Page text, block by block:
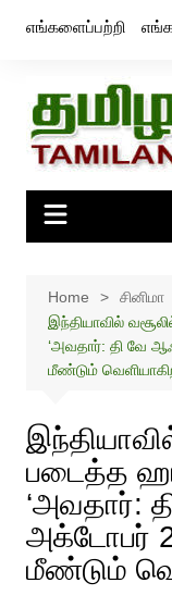
எங்களைப்பற்றி
Home சினிமா
இந்தியாவில்
‘அவதார்: தி வே
மீண்டும்
படைத்த
‘அவதார்:
அக்டோபர்
மீண்டும்